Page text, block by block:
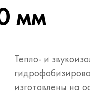
мм
Тепло- и
изготовлены на